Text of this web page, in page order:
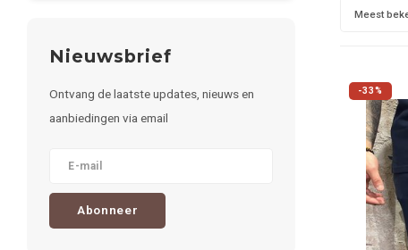
Nieuwsbrief
Ontvang de laatste updates, nieuws en
aanbiedingen via email
Abonneer
Meest
-33%